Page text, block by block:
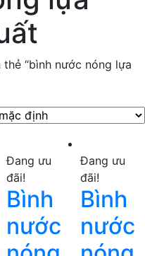
“bình nước nóng lựa
Đang ưu
đãi!
Bình
nước
Đang ưu
đãi!
Bình
nước